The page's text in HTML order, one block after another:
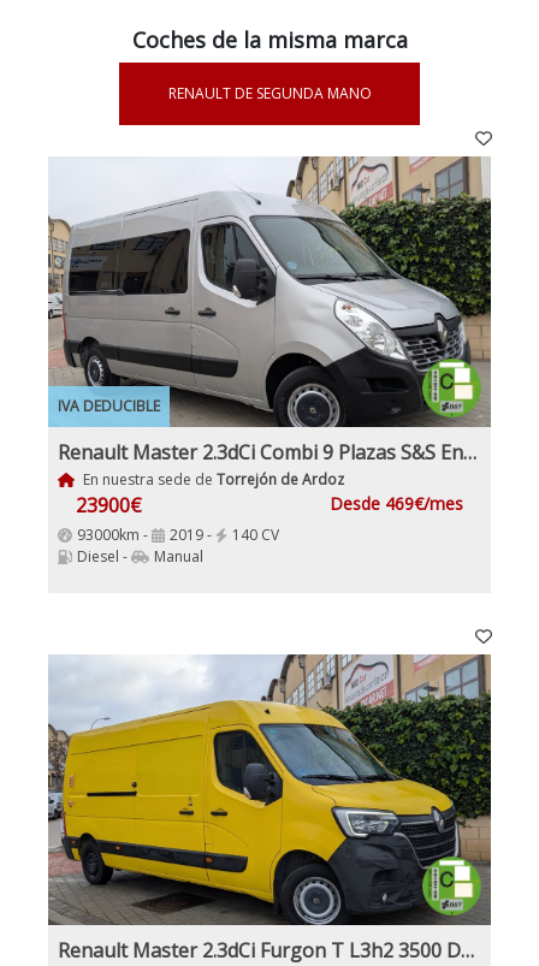
Coches de la misma marca
RENAULT DE SEGUNDA MANO
IVA DEDUCIBLE
Renault Master 2.3dCi Combi 9 Plazas S&S Energy L2h2 3500 Dci 140cv E6 IVA y Garantía Incl Etiqueta C
En nuestra sede de Torrejón de Ardoz
23900€ Desde 469€/mes
93000km - 2019 -
140 CV
Diesel -
Manual
Renault Master 2.3dCi Furgon T L3h2 3500 Dci Con trampilla elevadora,